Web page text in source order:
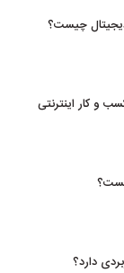
دیجیتال چیست؟
و کار اینترنتی
دارد؟